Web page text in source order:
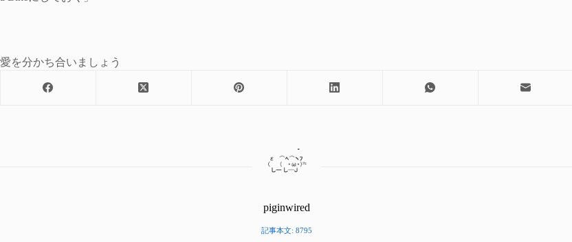
愛を分かち合いましょう
piginwired
記事本文: 8795